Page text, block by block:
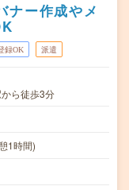
ナー作成やメ
録OK 派遣
ら徒歩3分
1時間)